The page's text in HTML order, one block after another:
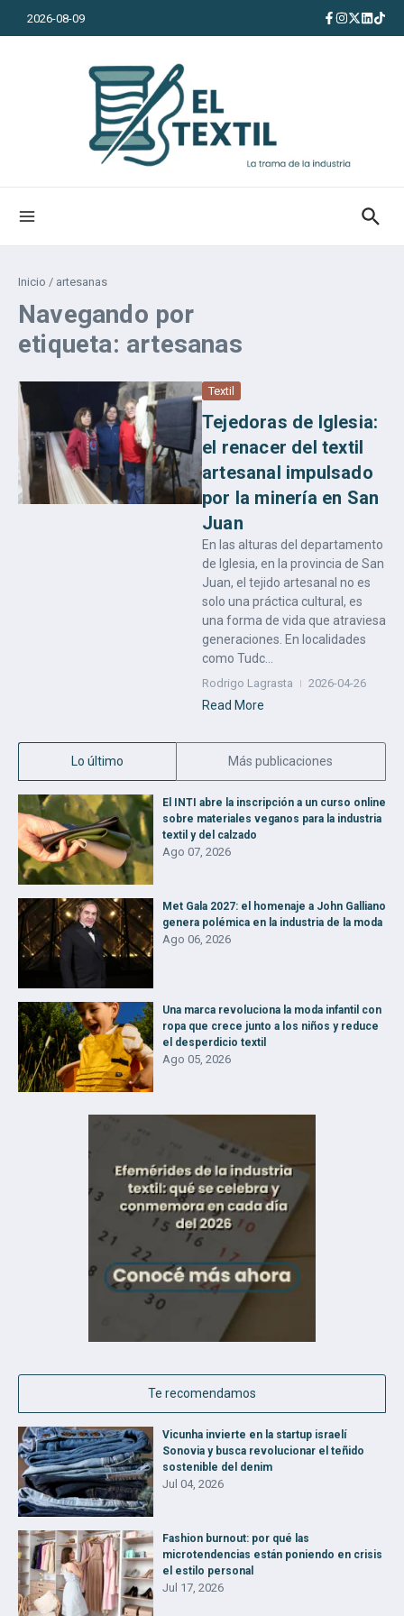
2026-08-09
Inicio / artesanas
Navegando por
etiqueta: artesanas
Textil
Tejedoras de Iglesia:
el renacer del textil
artesanal impulsado
por la minería en San
Juan
En las alturas del departamento
de Iglesia, en la provincia de San
Juan, el tejido artesanal no es
solo una práctica cultural, es
una forma de vida que atraviesa
generaciones. En localidades
como Tudc...
Rodrigo Lagrasta 2026-04-26
Read More
Lo último Más publicaciones
El INTI abre la inscripción a un curso online
sobre materiales veganos para la industria
textil y del calzado
Ago 07, 2026
Met Gala 2027: el homenaje a John Galliano
genera polémica en la industria de la moda
Ago 06, 2026
Una marca revoluciona la moda infantil con
ropa que crece junto a los niños y reduce
el desperdicio textil
Ago 05, 2026
Te recomendamos
Vicunha invierte en la startup israelí
Sonovia y busca revolucionar el teñido
sostenible del denim
Jul 04, 2026
Fashion burnout: por qué las
microtendencias están poniendo en crisis
el estilo personal
Jul 17, 2026